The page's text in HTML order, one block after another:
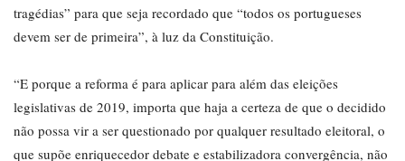
tragédias” para que seja recordado que “todos os portugueses
devem ser de primeira”, à luz da Constituição.
“E porque a reforma é para aplicar para além das eleições
legislativas de 2019, importa que haja a certeza de que o decidido
não possa vir a ser questionado por qualquer resultado eleitoral, o
que supõe enriquecedor debate e estabilizadora convergência, não